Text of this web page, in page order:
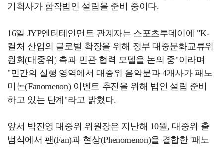
기획사가 합작법인 설립을 준비 중이다.
16일 JYP엔터테인먼트 관계자는 스포츠투데이에 "K-
컬처 산업의 글로벌 확장을 위해 정부 대중문화교류위
원회(대중위) 측과 민관 협력 모델을 논의 중"이라며
"민간의 실행 영역에서 대중위 음악분과 4개사가 패노
미논(Fanomenon) 이벤트 추진을 위해 법인 설립 준비
하고 있는 단계"라고 밝혔다.
앞서 박진영 대중위 위원장은 지난해 10월, 대중위 출
범식에서 팬(Fan)과 현상(Phenomenon)을 결합한 '패노